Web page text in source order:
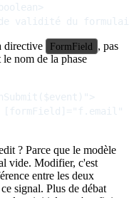
directive FormField , pas
le nom de la phase
? Parce que le modèle
vide. Modifier, c'est
entre les deux
signal. Plus de débat